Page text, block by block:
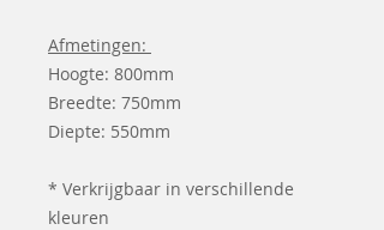
Afmetingen:
Hoogte: 800mm
Breedte: 750mm
Diepte: 550mm
* Verkrijgbaar in verschillende
kleuren